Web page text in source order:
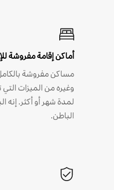
أماكن إقامة مفروشة
مساكن مفروشة
وغيره من الميزات
لمدة شهر أو أكثر. إنه
الباطن.